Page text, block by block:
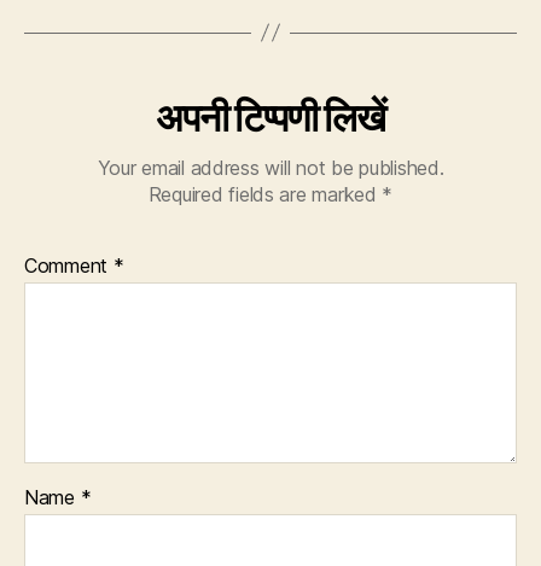
अपनी टिप्पणी लिखें
Your email address will not be published.
Required fields are marked *
Comment *
Name *